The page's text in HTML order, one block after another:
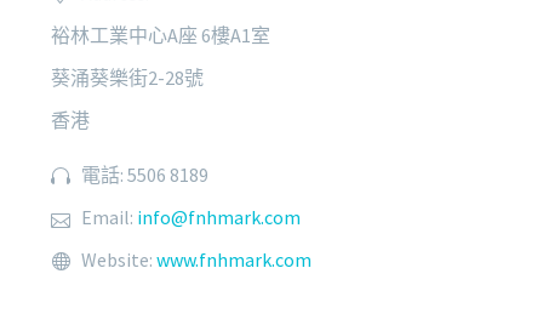
裕林工業中心A座 6樓A1室
葵涌葵樂街2-28號
香港
電話: 5506 8189
Email: info@fnhmark.com
Website: www.fnhmark.com